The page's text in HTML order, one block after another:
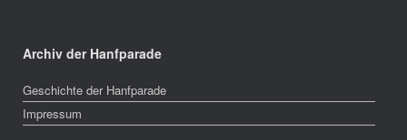
Archiv der Hanfparade
Geschichte der Hanfparade
Impressum